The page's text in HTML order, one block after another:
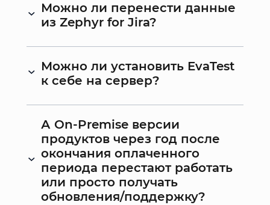
Можно ли перенести данные
из Zephyr for Jira?
Можно ли установить EvaTest
к себе на сервер?
А On-Premise версии
продуктов через год после
окончания оплаченного
периода перестают работать
или просто получать
обновления/поддержку?